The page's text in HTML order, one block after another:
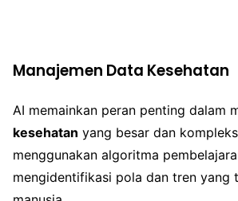
Manajemen Data Kesehatan
AI memainkan peran penting dalam
kesehatan yang besar dan
menggunakan algoritma
mengidentifikasi pola dan tren yang